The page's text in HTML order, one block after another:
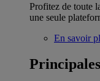
Profitez de toute
une seule
En savoir